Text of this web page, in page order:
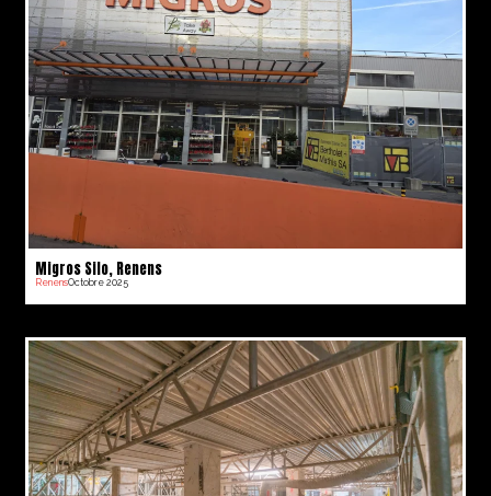
Migros Silo, Renens
RenensOctobre 2025